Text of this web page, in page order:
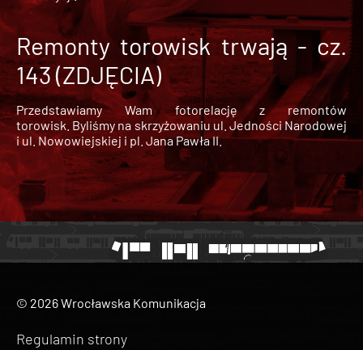
Remonty torowisk trwają - cz.
143 (ZDJĘCIA)
Przedstawiamy Wam fotorelację z remontów
torowisk. Byliśmy na skrzyżowaniu ul. Jedności Narodowej
i ul. Nowowiejskiej i pl. Jana Pawła II.
© 2026 Wrocławska Komunikacja
Regulamin strony